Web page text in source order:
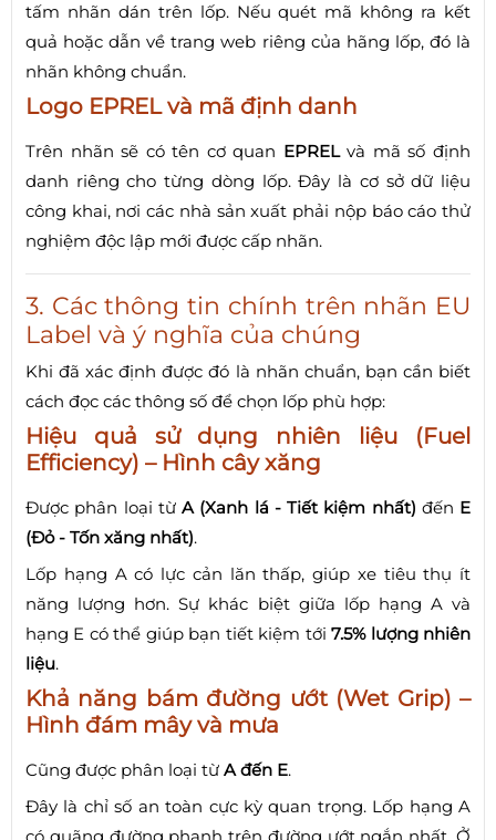
tấm nhãn dán trên lốp. Nếu quét mã không ra kết
quả hoặc dẫn về trang web riêng của hãng lốp, đó là
nhãn không chuẩn.
Logo EPREL và mã định danh
Trên nhãn sẽ có tên cơ quan EPRELvà mã số định
danh riêng cho từng dòng lốp. Đây là cơ sở dữ liệu
công khai, nơi các nhà sản xuất phải nộp báo cáo thử
nghiệm độc lập mới được cấp nhãn.
3. Các thông tin chính trên nhãn EU
Label và ý nghĩa của chúng
Khi đã xác định được đó là nhãn chuẩn, bạn cần biết
cách đọc các thông số để chọn lốp phù hợp:
Hiệu quả sử dụng nhiên liệu (Fuel
Efficiency) – Hình cây xăng
Được phân loại từ A (Xanh lá - Tiết kiệm nhất) đến E
(Đỏ - Tốn xăng nhất).
Lốp hạng A có lực cản lăn thấp, giúp xe tiêu thụ ít
năng lượng hơn. Sự khác biệt giữa lốp hạng A và
hạng E có thể giúp bạn tiết kiệm tới7.5% lượng nhiên
liệu.
Khả năng bám đường ướt (Wet Grip) –
Hình đám mây và mưa
Cũng được phân loại từ A đến E.
Đây là chỉ số an toàn cực kỳ quan trọng. Lốp hạng A